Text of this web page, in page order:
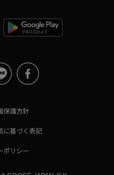
保護方針
に基づく表記
ポリシー